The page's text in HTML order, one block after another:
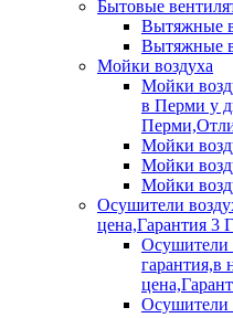
Бытовые
Вытяжные
Вытяжные
Мойки воздуха
Мойки
в Перми у
Мойки
Мойки
Мойки
Осушители
цена,Гарантия 3
Осушители
гарантия,в
Осушители